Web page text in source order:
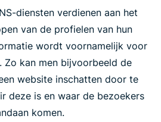
diensten verdienen aan het
van de profielen van hun
wordt voornamelijk voor
Zo kan men bijvoorbeeld de
website inschatten door te
deze is en waar de bezoekers
komen.